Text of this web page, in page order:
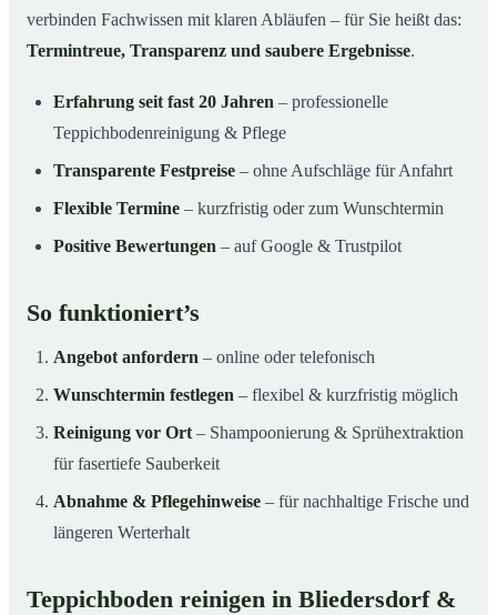
verbinden Fachwissen mit klaren Abläufen – für Sie heißt das:
Termintreue, Transparenz und saubere Ergebnisse.
Erfahrung seit fast 20 Jahren – professionelle
Teppichbodenreinigung & Pflege
Transparente Festpreise – ohne Aufschläge für Anfahrt
Flexible Termine – kurzfristig oder zum Wunschtermin
Positive Bewertungen – auf Google & Trustpilot
So funktioniert’s
Angebot anfordern – online oder telefonisch
Wunschtermin festlegen – flexibel & kurzfristig möglich
Reinigung vor Ort – Shampoonierung & Sprühextraktion
für fasertiefe Sauberkeit
Abnahme & Pflegehinweise – für nachhaltige Frische und
längeren Werterhalt
Teppichboden reinigen in Bliedersdorf &